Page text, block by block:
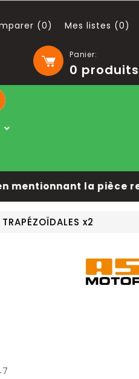
Panier:
0 produits
(0) Mes listes (0)
la pièce
x2